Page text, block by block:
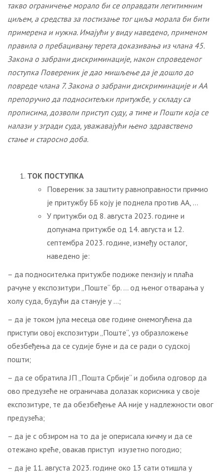
такво ограничење морало би се оправдати легитимним
циљем, а средства за постизање тог циља морала би бити
примерена и нужна. Имајући у виду наведено, применом
правила о пребацивању терета доказивања из члана 45.
Закона о забрани дискриминације, након спроведеног
поступка Повереник је дао мишљење да је дошло до
повреде члана 7. Закона о забрани дискриминације и АА
препоручио да подноситељки притужбе, у складу са
прописима, дозволи приступ суду, а тиме и Пошти која се
налази у згради суда, уважавајући њено здравствено
стање и старосно доба.
ТОК ПОСТУПКА
Повереник за заштиту равноправности примио
је притужбу ББ коју је поднела против АА, …
У притужби од 8. августа 2023. године и
допунама притужбе од 14. августа и 12.
септембра 2023. године, између осталог,
наведено je:
– да подноситељка притужбе подиже пензију и плаћа
рачуне у експозитури „Поште“ бр. … од њеног отварања у
холу суда, будући да станује у …;
– да је током јула месеца ове године онемогућена да
приступи овој експозитури „Поште“, уз образложење
обезбеђења да се судије буне и да се ради о судској
пошти;
– да се обратила ЈП „Пошта Србије“ и добила одговор да
ово предузеће не ограничава долазак корисника у своје
експозитуре, те да обезбеђење АА није у надлежности овог
предузећа;
– да је с обзиром на то да је оперисала кичму и да се
отежано креће, овакав приступ изузетно погодио;
– да је 11. августа 2023. године око 13 сати отишла у